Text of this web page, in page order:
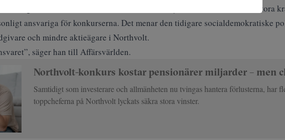
sålde han aktier för cirka 200 miljoner kronor innan den stora
ansvariga för konkurserna. Det menar den tidigare socialdemokratiske
och mindre aktieägare i Northvolt.
säger han till Affärsvärlden.
Northvolt-konkurs kostar pensionärer miljarder – men
Samtidigt som investerare och allmänheten nu tvingas hantera förlusterna, har
toppcheferna på Northvolt lyckats säkra stora vinster.